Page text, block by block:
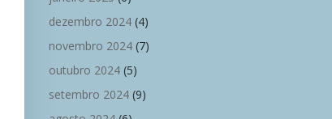
dezembro 2024 (4)
novembro 2024 (7)
outubro 2024 (5)
setembro 2024 (9)